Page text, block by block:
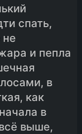
спать,
не
и пепла
в
как
в
выше,